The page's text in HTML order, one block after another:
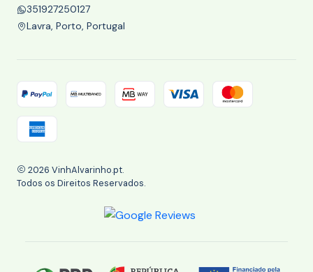
351927250127
Lavra, Porto, Portugal
2026 VinhAlvarinho.pt.
Todos os Direitos Reservados.